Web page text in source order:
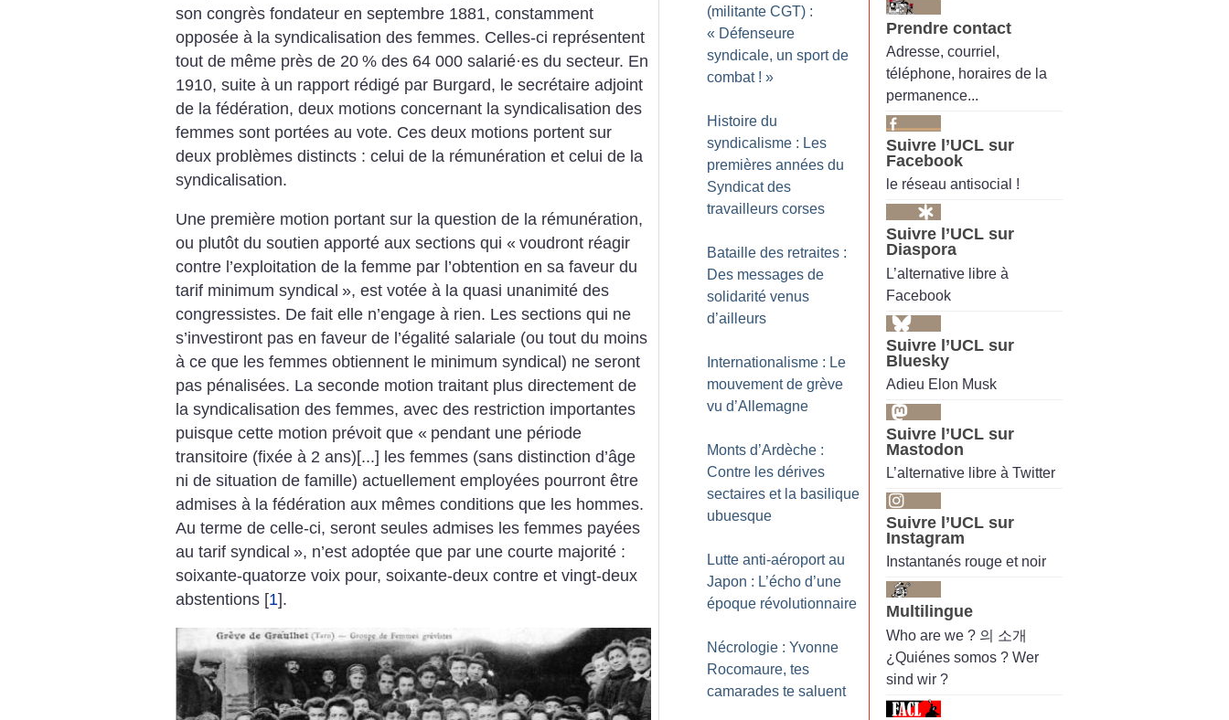
son congrès fondateur en septembre 1881, constamment
opposée à la syndicalisation des femmes. Celles-ci représentent
tout de même près de 20 % des 64 000 salarié·es du secteur. En
1910, suite à un rapport rédigé par Burgard, le secrétaire adjoint
de la fédération, deux motions concernant la syndicalisation des
femmes sont portées au vote. Ces deux motions portent sur
deux problèmes distincts : celui de la rémunération et celui de la
syndicalisation.
Une première motion portant sur la question de la rémunération,
ou plutôt du soutien apporté aux sections qui « voudront réagir
contre l’exploitation de la femme par l’obtention en sa faveur du
tarif minimum syndical », est votée à la quasi unanimité des
congressistes. De fait elle n’engage à rien. Les sections qui ne
s’investiront pas en faveur de l’égalité salariale (ou tout du moins
à ce que les femmes obtiennent le minimum syndical) ne seront
pas pénalisées. La seconde motion traitant plus directement de
la syndicalisation des femmes, avec des restriction importantes
puisque cette motion prévoit que « pendant une période
transitoire (fixée à 2 ans)[...] les femmes (sans distinction d’âge
ni de situation de famille) actuellement employées pourront être
admises à la fédération aux mêmes conditions que les hommes.
Au terme de celle-ci, seront seules admises les femmes payées
au tarif syndical », n’est adoptée que par une courte majorité :
soixante-quatorze voix pour, soixante-deux contre et vingt-deux
abstentions [1].
(militante CGT) :
« Défenseure
syndicale, un sport de
combat ! »
Histoire du
syndicalisme : Les
premières années du
Syndicat des
travailleurs corses
Bataille des retraites :
Des messages de
solidarité venus
d’ailleurs
Internationalisme : Le
mouvement de grève
vu d’Allemagne
Monts d’Ardèche :
Contre les dérives
sectaires et la basilique
ubuesque
Lutte anti-aéroport au
Japon : L’écho d’une
époque révolutionnaire
Nécrologie : Yvonne
Rocomaure, tes
camarades te saluent
Prendre contact
Adresse, courriel,
téléphone, horaires de la
permanence...
Suivre l’UCL sur
Facebook
le réseau antisocial !
Suivre l’UCL sur
Diaspora
L’alternative libre à
Facebook
Suivre l’UCL sur
Bluesky
Adieu Elon Musk
Suivre l’UCL sur
Mastodon
L’alternative libre à Twitter
Suivre l’UCL sur
Instagram
Instantanés rouge et noir
Multilingue
Who are we ? 의 소개
¿Quiénes somos ? Wer
sind wir ?